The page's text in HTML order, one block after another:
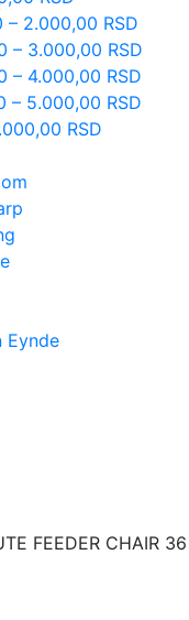
– 2.000,00 RSD
– 3.000,00 RSD
– 4.000,00 RSD
– 5.000,00 RSD
RSD
Eynde
FEEDER CHAIR 36